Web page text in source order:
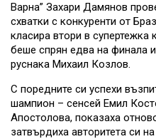
Варна” Захари Дамянов
схватки с конкуренти от
класира втори в супертежка
беше спрян едва на финала
руснака Михаил Козлов.
С поредните си успехи
шампион – сенсей Емил
Апостолова, показаха
затвърдиха авторитета си